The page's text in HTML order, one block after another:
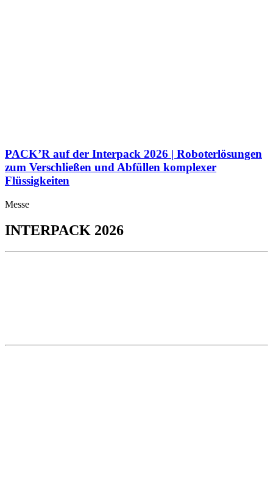
PACK’R auf der Interpack 2026 | Roboterlösungen
zum Verschließen und Abfüllen komplexer
Flüssigkeiten
Messe
INTERPACK 2026